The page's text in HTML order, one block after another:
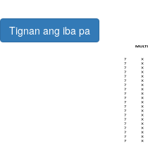
Tignan ang iba pa